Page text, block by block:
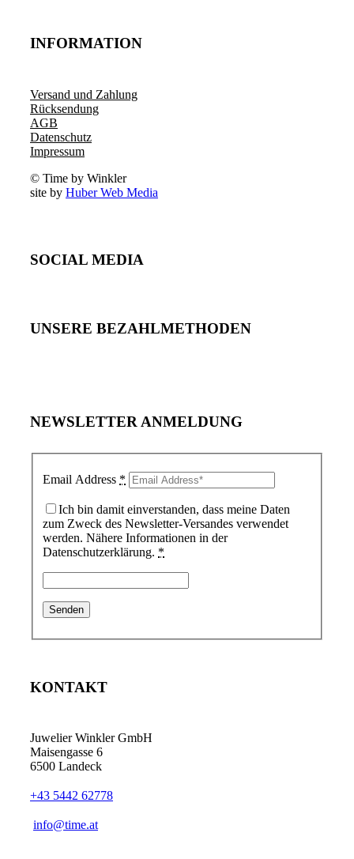
INFORMATION
Versand und Zahlung
Rücksendung
AGB
Datenschutz
Impressum
© Time by Winkler
site by Huber Web Media
SOCIAL MEDIA
UNSERE BEZAHLMETHODEN
NEWSLETTER ANMELDUNG
Email Address *
Ich bin damit einverstanden, dass meine Daten
zum Zweck des Newsletter-Versandes verwendet
werden. Nähere Informationen in der
Datenschutzerklärung. *
KONTAKT
Juwelier Winkler GmbH
Maisengasse 6
6500 Landeck
+43 5442 62778
info@time.at